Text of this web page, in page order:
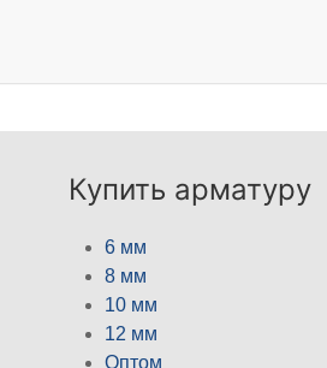
Купить арматуру
6 мм
8 мм
10 мм
12 мм
Оптом